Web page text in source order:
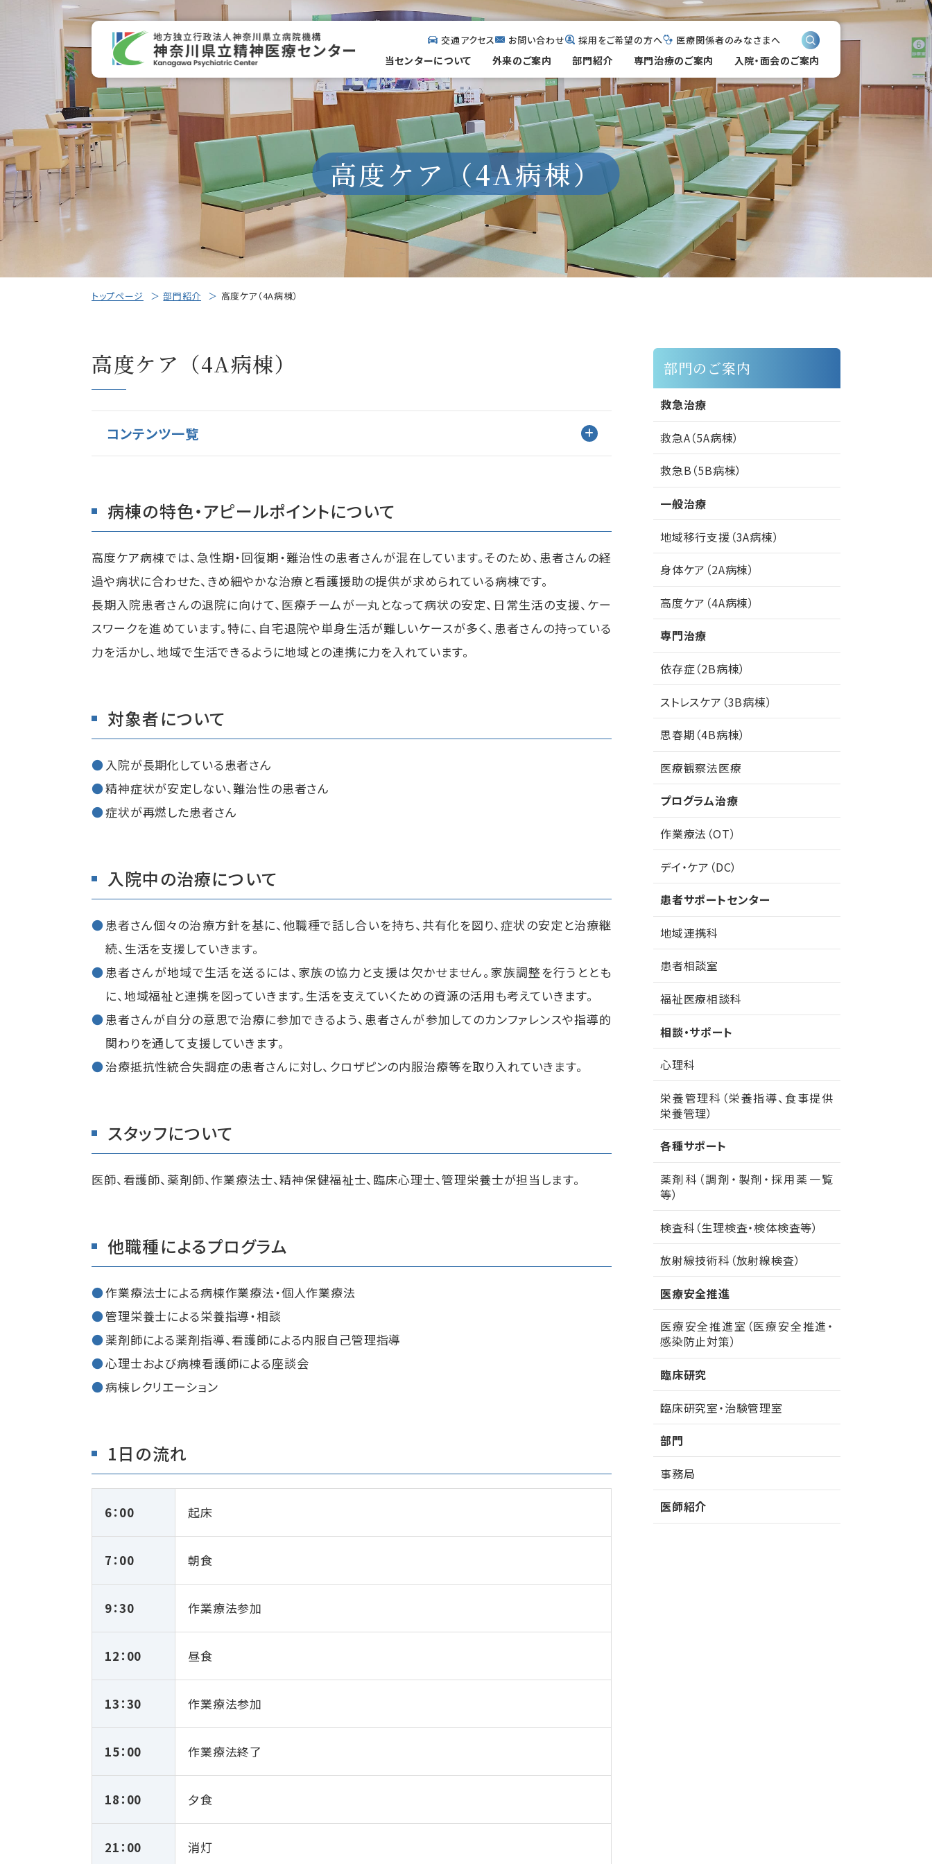
交通アクセス お問い合わせ 採用をご希望の方へ 医療関係者のみなさまへ
当センターについて 外来のご案内 部門紹介 専門治療のご案内 入院・面会のご案内
高度ケア（4A病棟）
トップページ 部門紹介 高度ケア（4A病棟）
高度ケア（4A病棟）
コンテンツ一覧
病棟の特色・アピールポイントについて
高度ケア病棟では、急性期・回復期・難治性の患者さんが混在しています。そのため、患者さんの経
過や病状に合わせた、きめ細やかな治療と看護援助の提供が求められている病棟です。
長期入院患者さんの退院に向けて、医療チームが一丸となって病状の安定、日常生活の支援、ケー
スワークを進めています。特に、自宅退院や単身生活が難しいケースが多く、患者さんの持っている
力を活かし、地域で生活できるように地域との連携に力を入れています。
対象者について
入院が長期化している患者さん
精神症状が安定しない、難治性の患者さん
症状が再燃した患者さん
入院中の治療について
患者さん個々の治療方針を基に、他職種で話し合いを持ち、共有化を図り、症状の安定と治療継
続、生活を支援していきます。
患者さんが地域で生活を送るには、家族の協力と支援は欠かせません。家族調整を行うととも
に、地域福祉と連携を図っていきます。生活を支えていくための資源の活用も考えていきます。
患者さんが自分の意思で治療に参加できるよう、患者さんが参加してのカンファレンスや指導的
関わりを通して支援していきます。
治療抵抗性統合失調症の患者さんに対し、クロザピンの内服治療等を取り入れていきます。
スタッフについて
医師、看護師、薬剤師、作業療法士、精神保健福祉士、臨床心理士、管理栄養士が担当します。
他職種によるプログラム
作業療法士による病棟作業療法・個人作業療法
管理栄養士による栄養指導・相談
薬剤師による薬剤指導、看護師による内服自己管理指導
心理士および病棟看護師による座談会
病棟レクリエーション
1日の流れ
6：00 起床
7：00 朝食
9：30 作業療法参加
12：00 昼食
13：30 作業療法参加
15：00 作業療法終了
18：00 夕食
21：00 消灯
部門のご案内
救急治療
救急A（5A病棟）
救急B（5B病棟）
一般治療
地域移行支援（3A病棟）
身体ケア（2A病棟）
高度ケア（4A病棟）
専門治療
依存症（2B病棟）
ストレスケア（3B病棟）
思春期（4B病棟）
医療観察法医療
プログラム治療
作業療法（OT）
デイ・ケア（DC）
患者サポートセンター
地域連携科
患者相談室
福祉医療相談科
相談・サポート
心理科
栄養管理科（栄養指導、食事提供
栄養管理）
各種サポート
薬剤科（調剤・製剤・採用薬一覧
等）
検査科（生理検査・検体検査等）
放射線技術科（放射線検査）
医療安全推進
医療安全推進室（医療安全推進・
感染防止対策）
臨床研究
臨床研究室・治験管理室
部門
事務局
医師紹介